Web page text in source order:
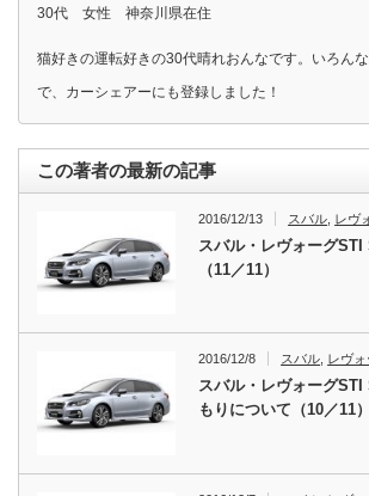
30代 女性 神奈川県在住
猫好きの運転好きの30代晴れおんなです。いろん
で、カーシェアーにも登録しました！
この著者の最新の記事
2016/12/13 スバル レヴ
スバル・レヴォーグ
（11／11）
2016/12/8 スバル レヴ
スバル・レヴォーグ
もりについて（10／11